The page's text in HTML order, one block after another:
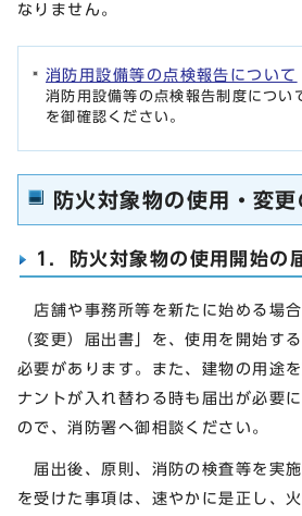
なりません。
消防用設備等の点検報告について
消防用設備等の点検報告制度につい
を御確認ください。
防火対象物の使用・変更
1．防火対象物の使用開始の
店舗や事務所等を新たに始める場
（変更）届出書」を、使用を開始す
必要があります。また、建物の用途
ナントが入れ替わる時も届出が必要
ので、消防署へ御相談ください。
届出後、原則、消防の検査等を実
を受けた事項は、速やかに是正し、